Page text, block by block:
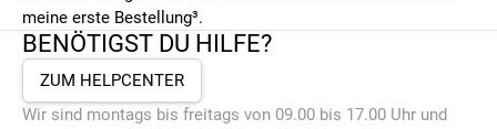
meine erste Bestellung³.
BENÖTIGST DU HILFE?
ZUM HELPCENTER
Wir sind montags bis freitags von 09.00 bis 17.00 Uhr und